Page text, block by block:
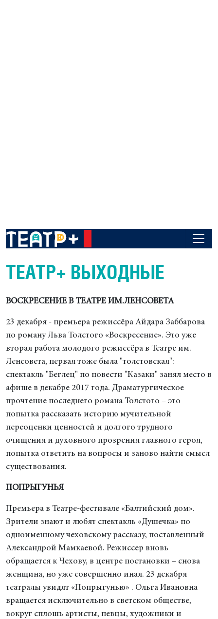
ТЕАТР+ ВЫХОДНЫЕ
ВОСКРЕСЕНИЕ В ТЕАТРЕ ИМ.ЛЕНСОВЕТА
23 декабря - премьера режиссёра Айдара Заббарова
по роману Льва Толстого «Воскресение». Это уже
вторая работа молодого режиссёра в Театре им.
Ленсовета, первая тоже была "толстовская":
спектакль "Беглец" по повести "Казаки" занял место в
афише в декабре 2017 года. Драматургическое
прочтение последнего романа Толстого – это
попытка рассказать историю мучительной
переоценки ценностей и долгого трудного
очищения и духовного прозрения главного героя,
попытка ответить на вопросы и заново найти смысл
существования.
ПОПРЫГУНЬЯ
Премьера в Театре-фестивале «Балтийский дом».
Зрители знают и любят спектакль «Душечка» по
одноименному чеховскому рассказу, поставленный
Александрой Мамкаевой. Режиссер вновь
обращается к Чехову, в центре постановки – снова
женщина, но уже совершенно иная. 23 декабря
театралы увидят «Попрыгунью» . Ольга Ивановна
вращается исключительно в светском обществе,
вокруг сплошь артисты, певцы, художники и